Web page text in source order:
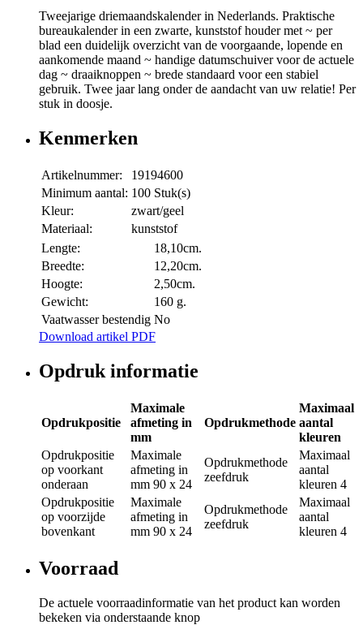
Tweejarige driemaandskalender in Nederlands. Praktische
bureaukalender in een zwarte, kunststof houder met ~ per
blad een duidelijk overzicht van de voorgaande, lopende en
aankomende maand ~ handige datumschuiver voor de actuele
dag ~ draaiknoppen ~ brede standaard voor een stabiel
gebruik. Twee jaar lang onder de aandacht van uw relatie! Per
stuk in doosje.
Kenmerken
Artikelnummer:
19194600
Minimum aantal: 100 Stuk(s)
Kleur:
zwart/geel
Materiaal:
kunststof
Lengte:
18,10cm.
Breedte:
12,20cm.
Hoogte:
2,50cm.
Gewicht:
160 g.
Vaatwasser bestendig No
Download artikel PDF
Opdruk informatie
Opdrukpositie
Maximale
afmeting in
mm
Opdrukmethode
Maximaal
aantal
kleuren
Opdrukpositie
op voorkant
onderaan
Maximale
afmeting in
mm 90 x 24
Opdrukmethode
zeefdruk
Maximaal
aantal
kleuren 4
Opdrukpositie
op voorzijde
bovenkant
Maximale
afmeting in
mm 90 x 24
Opdrukmethode
zeefdruk
Maximaal
aantal
kleuren 4
Voorraad
De actuele voorraadinformatie van het product kan worden
bekeken via onderstaande knop